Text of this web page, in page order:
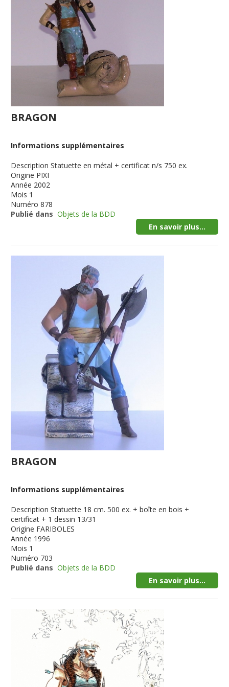
BRAGON
Informations supplémentaires
Description Statuette en métal + certificat n/s 750 ex.
Origine PIXI
Année 2002
Mois 1
Numéro 878
Publié dans Objets de la BDD
En savoir plus...
BRAGON
Informations supplémentaires
Description Statuette 18 cm. 500 ex. + boîte en bois +
certificat + 1 dessin 13/31
Origine FARIBOLES
Année 1996
Mois 1
Numéro 703
Publié dans Objets de la BDD
En savoir plus...